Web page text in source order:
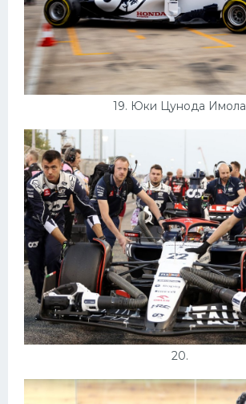
19. Юки Цунода Имола
20.